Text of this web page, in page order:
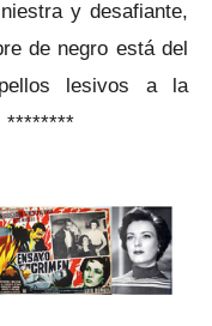
y desafiante,
de negro está del
lesivos a la
********